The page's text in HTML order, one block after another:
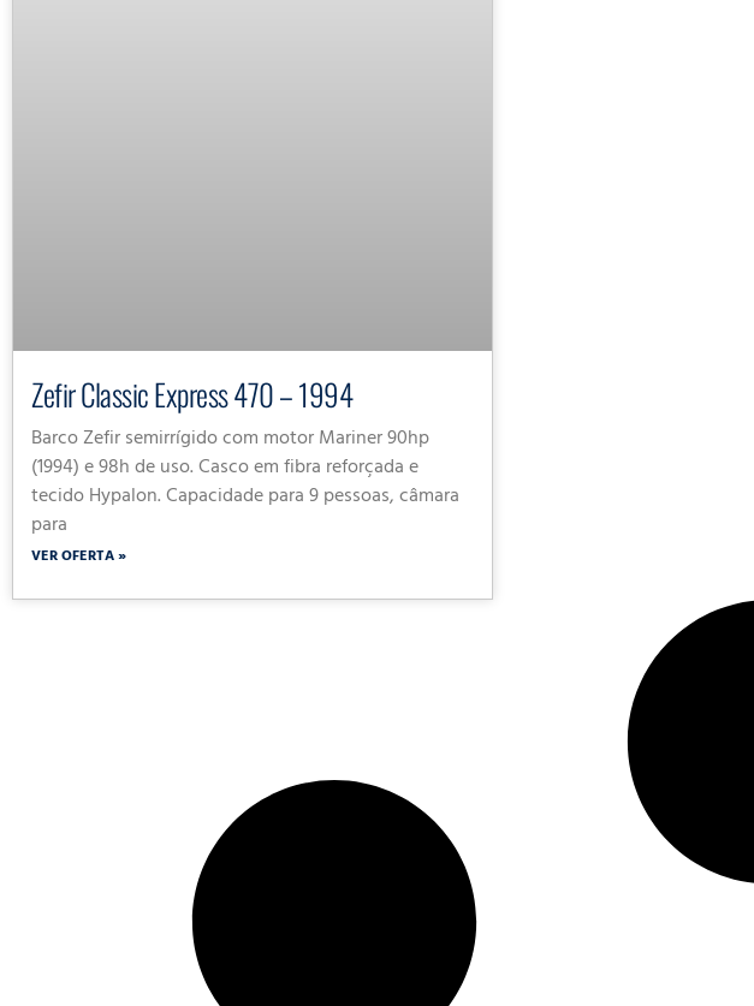
Zefir Classic Express 470 – 1994
Barco Zefir semirrígido com motor Mariner 90hp
(1994) e 98h de uso. Casco em fibra reforçada e
tecido Hypalon. Capacidade para 9 pessoas, câmara
para
VER OFERTA »